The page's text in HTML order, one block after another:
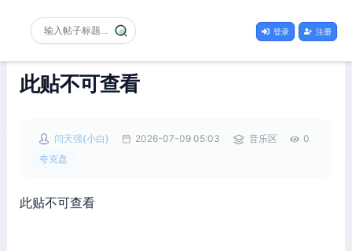
登录 注册
此贴不可查看
闫天强(小白) 2026-07-09 05:03 音乐区
0
夸克盘
此贴不可查看